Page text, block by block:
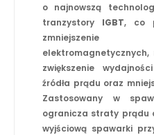
o najnowszą
tranzystory IGBT, co
elektromagnetycznych,
zwiększenie
źródła prądu oraz
Zastosowany w
ogranicza straty prądu
wyjściową spawarki